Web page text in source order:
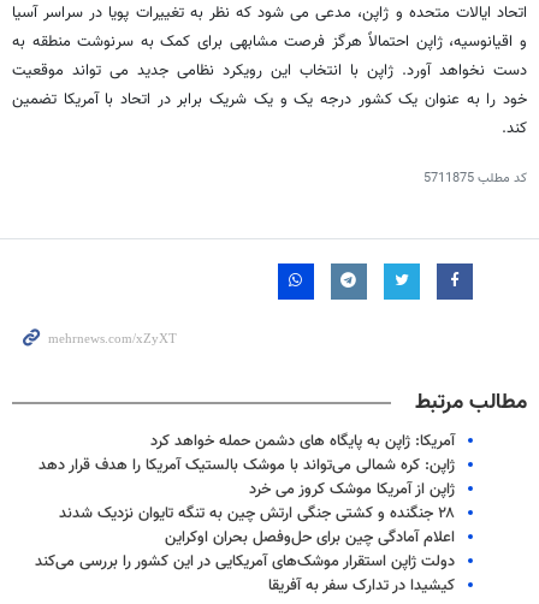
اتحاد ایالات متحده و ژاپن، مدعی می شود که نظر به تغییرات پویا در سراسر آسیا
و اقیانوسیه، ژاپن احتمالاً هرگز فرصت مشابهی برای کمک به سرنوشت منطقه به
دست نخواهد آورد. ژاپن با انتخاب این رویکرد نظامی جدید می تواند موقعیت
خود را به عنوان یک کشور درجه یک و یک شریک برابر در اتحاد با آمریکا تضمین
کند.
کد مطلب5711875
مطالب مرتبط
آمریکا: ژاپن به پایگاه های دشمن حمله خواهد کرد
ژاپن: کره شمالی می‌تواند با موشک بالستیک آمریکا را هدف قرار دهد
ژاپن از آمریکا موشک کروز می خرد
۲۸ جنگنده و کشتی جنگی ارتش چین به تنگه تایوان نزدیک شدند
اعلام آمادگی چین برای حل‌وفصل بحران اوکراین
دولت ژاپن استقرار موشک‌های آمریکایی در این کشور را بررسی می‌کند
کیشیدا در تدارک سفر به آفریقا